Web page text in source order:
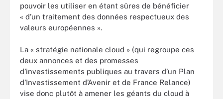
pouvoir les utiliser en étant sûres de bénéficier
« d’un traitement des données respectueux des
valeurs européennes ».
La « stratégie nationale cloud » (qui regroupe ces
deux annonces et des promesses
d’investissements publiques au travers d’un Plan
d’Investissement d’Avenir et de France Relance)
vise donc plutôt à amener les géants du cloud à